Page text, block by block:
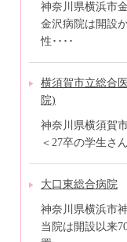
神奈川県横浜市
金沢病院は開設
性････
横須賀市立総合
院)
神奈川県横須賀
＜27卒の学生さ
大口東総合病院
神奈川県横浜市
当院は開設以来